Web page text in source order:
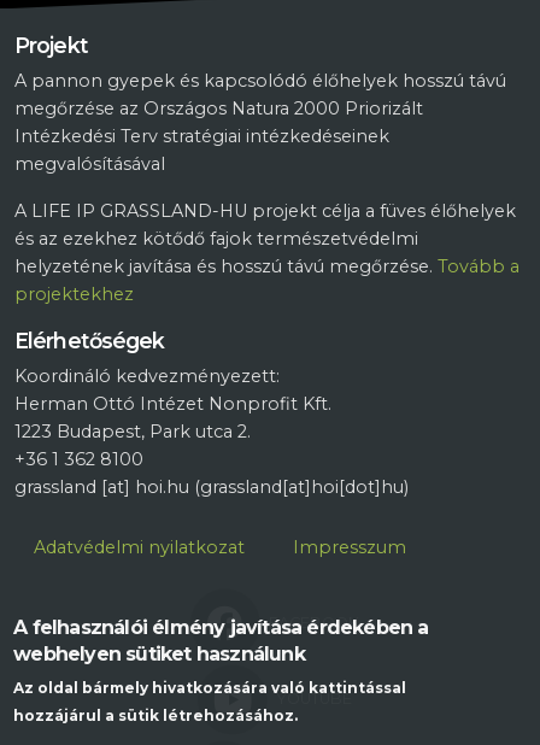
Projekt
A pannon gyepek és kapcsolódó élőhelyek hosszú távú
megőrzése az Országos Natura 2000 Priorizált
Intézkedési Terv stratégiai intézkedéseinek
megvalósításával
A LIFE IP GRASSLAND-HU projekt célja a füves élőhelyek
és az ezekhez kötődő fajok természetvédelmi
helyzetének javítása és hosszú távú megőrzése. Tovább a
projektekhez
Elérhetőségek
Koordináló kedvezményezett:
Herman Ottó Intézet Nonprofit Kft.
1223 Budapest, Park utca 2.
+36 1 362 8100
grassland [at] hoi.hu (grassland[at]hoi[dot]hu)
Lábléc
Adatvédelmi nyilatkozat Impresszum
FACEBOOK
YOUTUBE
A felhasználói élmény javítása érdekében a
webhelyen sütiket használunk
Az oldal bármely hivatkozására való kattintással
hozzájárul a sütik létrehozásához.